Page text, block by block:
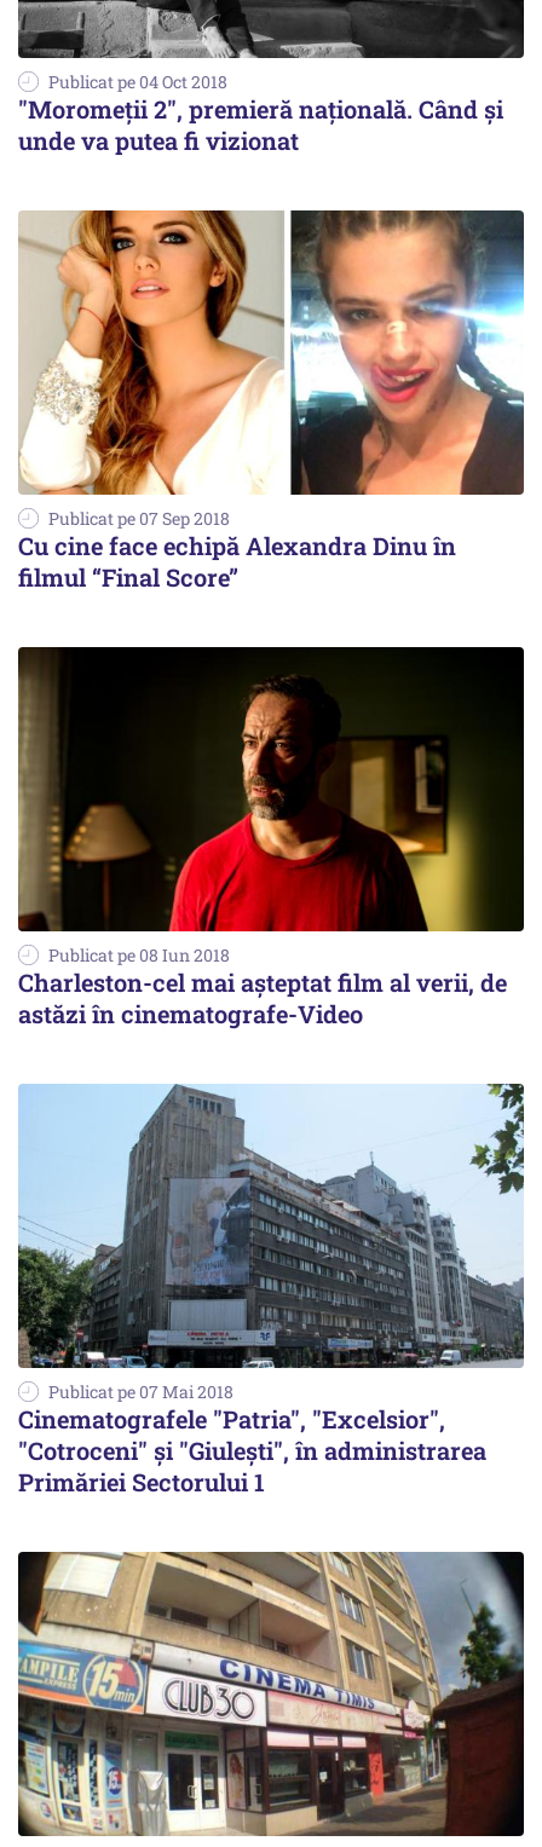
Publicat pe 04 Oct 2018
"Moromeţii 2", premieră naţională. Când și
unde va putea fi vizionat
Publicat pe 07 Sep 2018
Cu cine face echipă Alexandra Dinu în
filmul “Final Score”
Publicat pe 08 Iun 2018
Charleston-cel mai așteptat film al verii, de
astăzi în cinematografe-Video
Publicat pe 07 Mai 2018
Cinematografele "Patria", "Excelsior",
"Cotroceni" și "Giulești", în administrarea
Primăriei Sectorului 1